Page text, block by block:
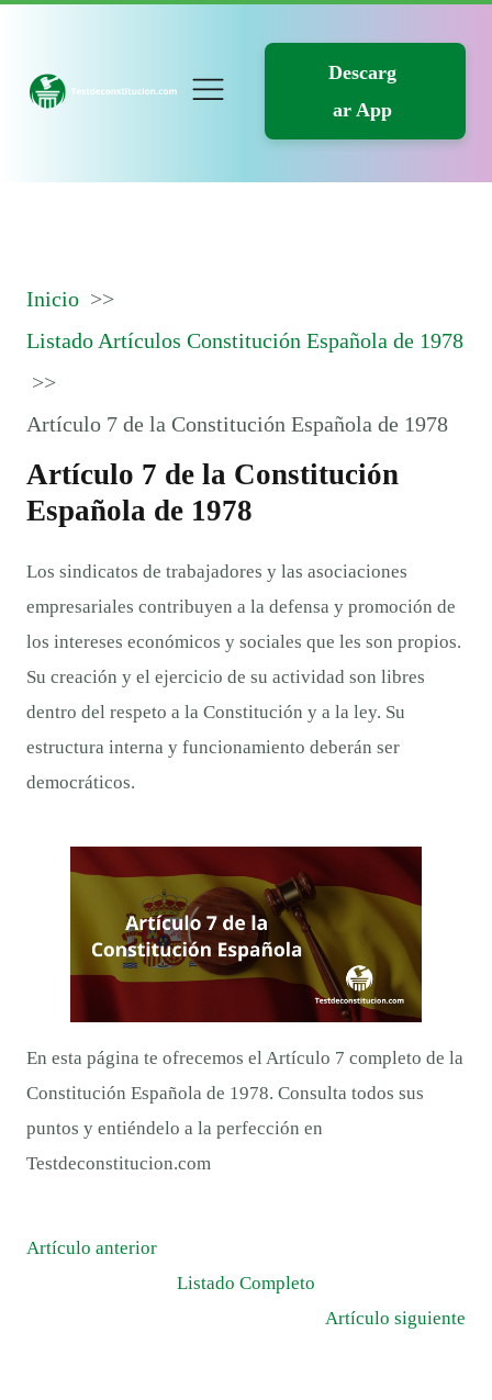
Descarg
ar App
Inicio
Listado Artículos Constitución Española de 1978
Artículo 7 de la Constitución Española de 1978
Artículo 7 de la Constitución
Española de 1978
Los sindicatos de trabajadores y las asociaciones
empresariales contribuyen a la defensa y promoción de
los intereses económicos y sociales que les son propios.
Su creación y el ejercicio de su actividad son libres
dentro del respeto a la Constitución y a la ley. Su
estructura interna y funcionamiento deberán ser
democráticos.
En esta página te ofrecemos el Artículo 7 completo de la
Constitución Española de 1978. Consulta todos sus
puntos y entiéndelo a la perfección en
Testdeconstitucion.com
Artículo anterior
Listado Completo
Artículo siguiente